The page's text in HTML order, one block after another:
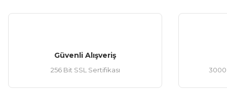
Güvenli Alışveriş
256 Bit SSL Sertifikası 3000